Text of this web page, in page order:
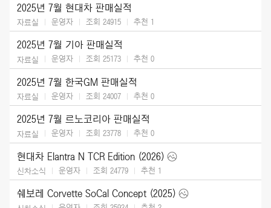
2025년 7월 현대차 판매실적
자료실 운영자 조회 24915 추천 1
2025년 7월 기아 판매실적
자료실 운영자 조회 25173 추천 0
2025년 7월 한국GM 판매실적
자료실 운영자 조회 24007 추천 0
2025년 7월 르노코리아 판매실적
자료실 운영자 조회 23778 추천 0
현대차 Elantra N TCR Edition (2026)
신차소식 운영자 조회 24779 추천 1
쉐보레 Corvette SoCal Concept (2025)